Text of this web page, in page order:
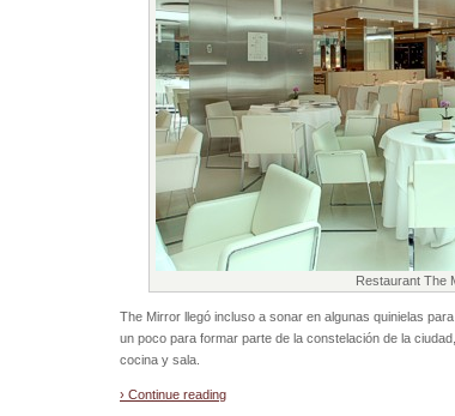
Restaurant The
The Mirror llegó incluso a sonar en algunas quinielas
un poco para formar parte de la constelación de la
cocina y sala.
› Continue reading